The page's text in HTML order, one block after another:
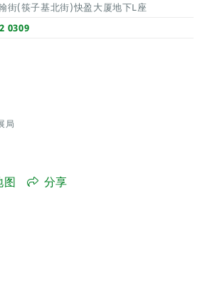
街(筷子基北街)快盈大厦地下L座
0309
局
图 分享